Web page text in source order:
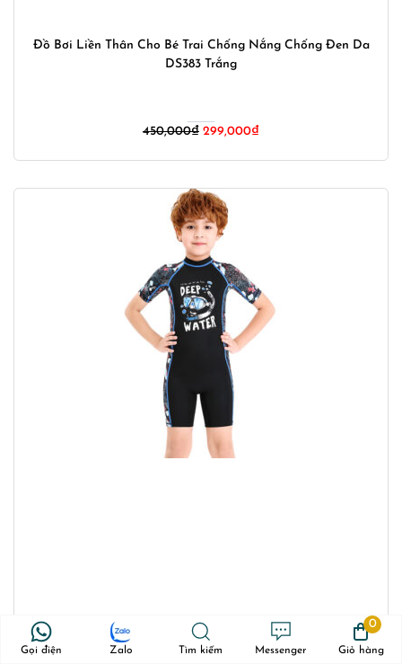
Đồ Bơi Liền Thân Cho Bé Trai Chống Nắng Chống Đen Da
DS383 Trắng
450,000₫ Giá
450,000₫.
299,000₫Giá
là:
Gọi điện Zalo Tìm kiếm Messenger Giỏ hàng
0